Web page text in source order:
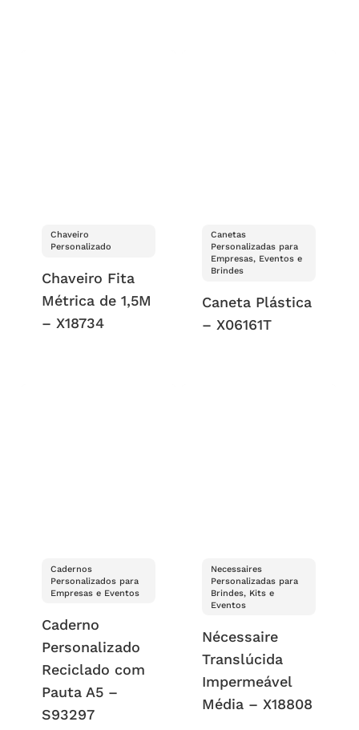
Chaveiro
Personalizado
Chaveiro Fita
Métrica de 1,5M
– X18734
Canetas
Personalizadas para
Empresas, Eventos e
Brindes
Caneta Plástica
– X06161T
Cadernos
Personalizados para
Empresas e Eventos
Caderno
Personalizado
Reciclado com
Pauta A5 –
S93297
Necessaires
Personalizadas para
Brindes, Kits e
Eventos
Nécessaire
Translúcida
Impermeável
Média – X18808